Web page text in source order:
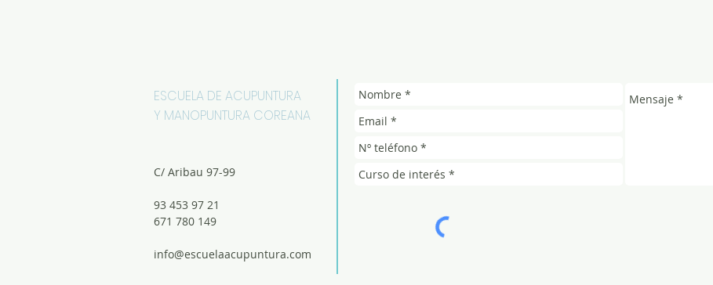
ESCUELA DE ACUPUNTURA
Y MANOPUNTURA COREANA
C/ Aribau 97-99
93 453 97 21
671 780 149
info@escuelaacupuntura.com